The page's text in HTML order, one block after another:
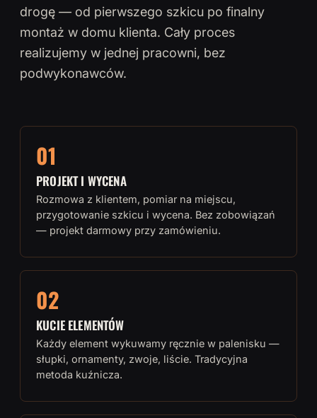
drogę — od pierwszego szkicu po finalny
montaż w domu klienta. Cały proces
realizujemy w jednej pracowni, bez
podwykonawców.
01
PROJEKT I WYCENA
Rozmowa z klientem, pomiar na miejscu,
przygotowanie szkicu i wycena. Bez zobowiązań
— projekt darmowy przy zamówieniu.
02
KUCIE ELEMENTÓW
Każdy element wykuwamy ręcznie w palenisku —
słupki, ornamenty, zwoje, liście. Tradycyjna
metoda kuźnicza.